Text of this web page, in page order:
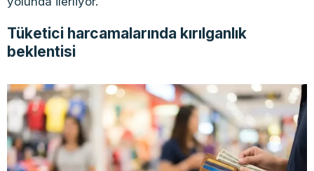
Tüketici harcamalarında kırılganlık
beklentisi